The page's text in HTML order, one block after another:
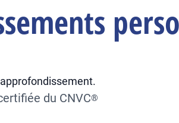
du CNVC®